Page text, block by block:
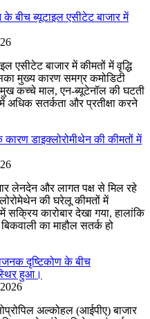
बीच ब्यूटाइल एसीटेट बाजार में
एसीटेट बाजार में कीमतों में वृद्धि
मुख्य कारण समग्र कमोडिटी
कच्चे माल, एन-ब्यूटेनॉल की घटती
अधिक सतर्कता और प्रतीक्षा करने
डाइक्लोरोमीथेन की कीमतों में
लेनदेन और लागत पक्ष से मिल रहे
की घरेलू कीमतों में
कारोबार देखा गया, हालांकि
का माहौल सतर्क हो
दृष्टिकोण के बीच
हुआ।
अल्कोहल (आईपीए) बाजार